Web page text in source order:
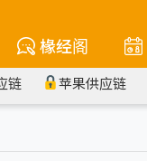
椽经阁
链 苹果供应链